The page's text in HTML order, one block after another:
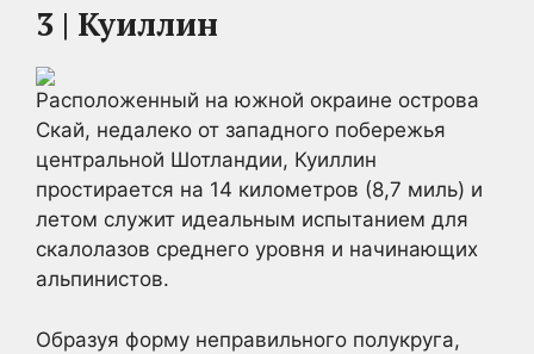
3 | Куиллин
Расположенный на южной окраине острова
Скай, недалеко от западного побережья
центральной Шотландии, Куиллин
простирается на 14 километров (8,7 миль) и
летом служит идеальным испытанием для
скалолазов среднего уровня и начинающих
альпинистов.
Образуя форму неправильного полукруга,